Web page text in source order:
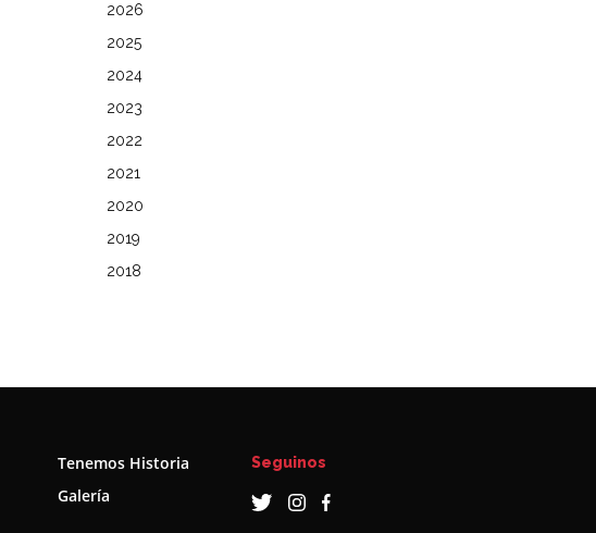
2026
2025
2024
2023
2022
2021
2020
2019
2018
Tenemos Historia
Galería
Seguinos